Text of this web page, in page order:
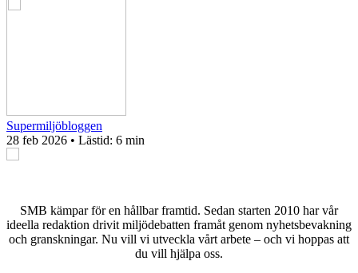
Supermiljöbloggen
28 feb 2026 • Lästid: 6 min
SMB kämpar för en hållbar framtid. Sedan starten 2010 har vår
ideella redaktion drivit miljödebatten framåt genom nyhetsbevakning
och granskningar. Nu vill vi utveckla vårt arbete – och vi hoppas att
du vill hjälpa oss.